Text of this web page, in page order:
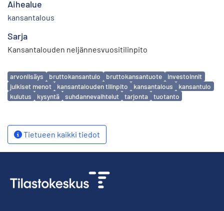
Aihealue
kansantalous
Sarja
Kansantalouden neljännesvuositilinpito
Avainsanat
arvonlisäys bruttokansantulo bruttokansantuote
investoinnit
julkiset menot
kansantalouden tilinpito kansantalous
kansantulo
kulutus
kysyntä suhdannevaihtelut tarjonta tuotanto
Tietueen kaikki tiedot